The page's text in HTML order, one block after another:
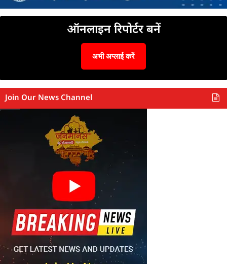
ऑनलाइन रिपोर्टर बनें
अभी अप्लाई करें
Join Our News Channel